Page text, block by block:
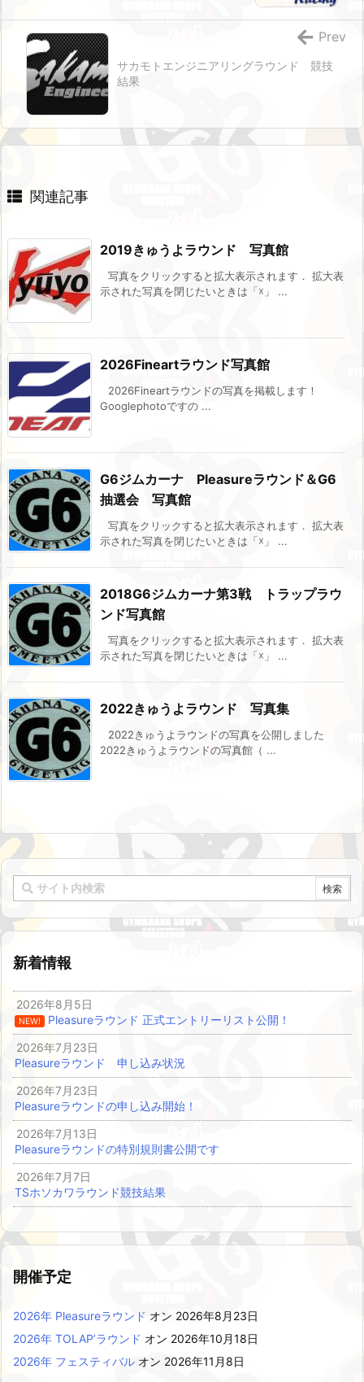
サカモトエンジニアリングラウンド 競技
結果
Prev
関連記事
2019きゅうよラウンド 写真館
写真をクリックすると拡大表示されます． 拡大表
示された写真を閉じたいときは「☓」 ...
2026Fineartラウンド写真館
2026Fineartラウンドの写真を掲載します！
Googlephotoですの ...
G6ジムカーナ Pleasureラウンド＆G6
抽選会 写真館
写真をクリックすると拡大表示されます． 拡大表
示された写真を閉じたいときは「☓」 ...
2018G6ジムカーナ第3戦 トラップラウ
ンド写真館
写真をクリックすると拡大表示されます． 拡大表
示された写真を閉じたいときは「☓」 ...
2022きゅうよラウンド 写真集
2022きゅうよラウンドの写真を公開しました
2022きゅうよラウンドの写真館（ ...
新着情報
2026年8月5日
NEW!
Pleasureラウンド 正式エントリーリスト公開！
2026年7月23日
Pleasureラウンド 申し込み状況
2026年7月23日
Pleasureラウンドの申し込み開始！
2026年7月13日
Pleasureラウンドの特別規則書公開です
2026年7月7日
TSホソカワラウンド競技結果
開催予定
2026年 Pleasureラウンド オン 2026年8月23日
2026年 TOLAP’ラウンド オン 2026年10月18日
2026年 フェスティバル オン 2026年11月8日